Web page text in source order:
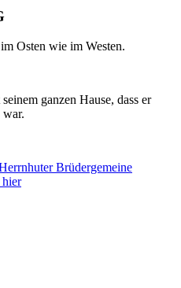
Osten wie im Westen.
ganzen Hause, dass er
war.
Brüdergemeine
hier